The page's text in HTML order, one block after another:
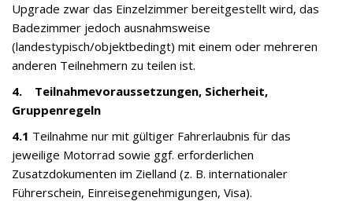
Upgrade zwar das Einzelzimmer bereitgestellt wird, das
Badezimmer jedoch ausnahmsweise
(landestypisch/objektbedingt) mit einem oder mehreren
anderen Teilnehmern zu teilen ist.
4. Teilnahmevoraussetzungen, Sicherheit,
Gruppenregeln
4.1 Teilnahme nur mit gültiger Fahrerlaubnis für das
jeweilige Motorrad sowie ggf. erforderlichen
Zusatzdokumenten im Zielland (z. B. internationaler
Führerschein, Einreisegenehmigungen, Visa).